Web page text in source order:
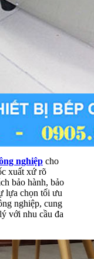
nghiệp cho
xuất xứ rõ
bảo hành, bảo
lựa chọn tối ưu
nghiệp, cung
với nhu cầu đa